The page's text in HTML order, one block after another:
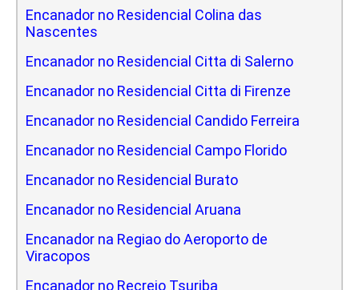
Encanador no Residencial Colina das
Nascentes
Encanador no Residencial Citta di Salerno
Encanador no Residencial Citta di Firenze
Encanador no Residencial Candido Ferreira
Encanador no Residencial Campo Florido
Encanador no Residencial Burato
Encanador no Residencial Aruana
Encanador na Regiao do Aeroporto de
Viracopos
Encanador no Recreio Tsuriba